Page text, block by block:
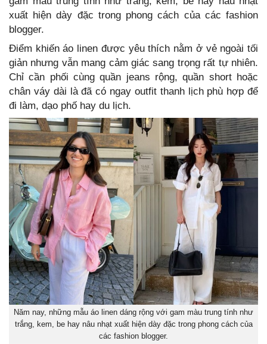
xuất hiện dày đặc trong phong cách của các fashion
blogger.
Điểm khiến áo linen được yêu thích nằm ở vẻ ngoài tối
giản nhưng vẫn mang cảm giác sang trọng rất tự nhiên.
Chỉ cần phối cùng quần jeans rộng, quần short hoặc
chân váy dài là đã có ngay outfit thanh lịch phù hợp để
đi làm, dạo phố hay du lịch.
Năm nay, những mẫu áo linen dáng rộng với gam màu trung tính như
trắng, kem, be hay nâu nhạt xuất hiện dày đặc trong phong cách của
các fashion blogger.